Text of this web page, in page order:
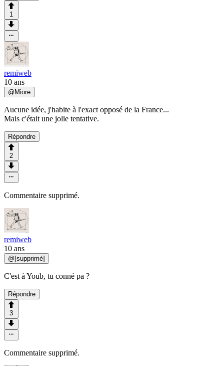
1
remiweb
10 ans
@ Miore
Aucune idée, j'habite à l'exact opposé de la France...
Mais c'était une jolie tentative.
Répondre
2
Commentaire supprimé.
remiweb
10 ans
@ [supprimé]
C'est à Youb, tu conné pa ?
Répondre
3
Commentaire supprimé.